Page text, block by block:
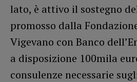
lato, è attivo il sostegno
promosso dalla
Vigevano con Banco
a disposizione 100mila
consulenze necessarie